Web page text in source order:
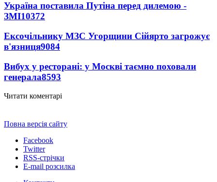
Україна поставила Путіна перед дилемою -
ЗМІ10372
Ексочільнику МЗС Угорщини Сійярто загрожує
в'язниця9084
Вибух у ресторані: у Москві таємно поховали
генерала8593
Читати коментарі
Повна версія сайту
Facebook
Twitter
RSS-стрічки
E-mail розсилка